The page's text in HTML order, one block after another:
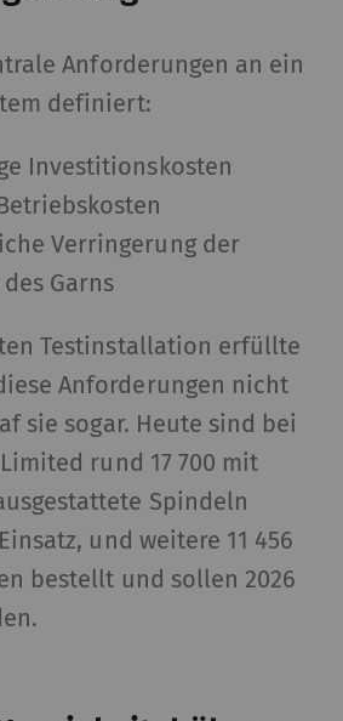
Anforderungen an ein
definiert:
Investitionskosten
Verringerung der
Garns
Testinstallation erfüllte
diese Anforderungen nicht
sie sogar. Heute sind bei
rund 17 700 mit
ausgestattete Spindeln
und weitere 11 456
bestellt und sollen 2026